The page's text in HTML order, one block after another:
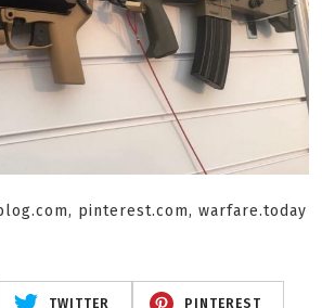
pinterest.com, warfare.today
TWITTER PINTEREST